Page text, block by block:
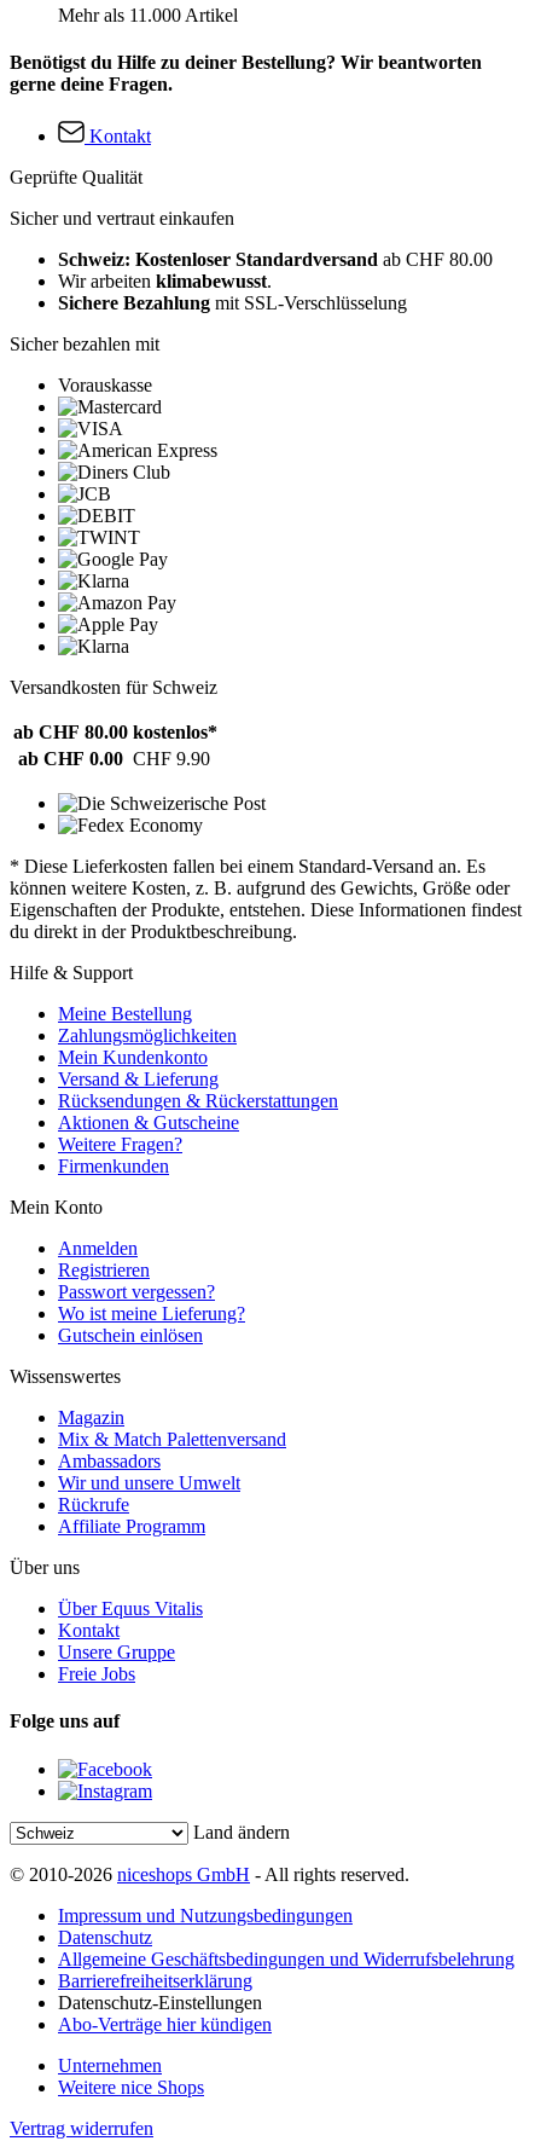
Mehr als 11.000 Artikel
Benötigst du Hilfe zu deiner Bestellung? Wir beantworten
gerne deine Fragen.
Kontakt
Geprüfte Qualität
Sicher und vertraut einkaufen
Schweiz: Kostenloser Standardversand ab CHF 80.00
Wir arbeiten klimabewusst.
Sichere Bezahlung mit SSL-Verschlüsselung
Sicher bezahlen mit
Vorauskasse
Versandkosten für Schweiz
ab CHF 80.00 kostenlos*
ab CHF 0.00 CHF 9.90
* Diese Lieferkosten fallen bei einem Standard-Versand an. Es
können weitere Kosten, z. B. aufgrund des Gewichts, Größe oder
Eigenschaften der Produkte, entstehen. Diese Informationen findest
du direkt in der Produktbeschreibung.
Hilfe & Support
Meine Bestellung
Zahlungsmöglichkeiten
Mein Kundenkonto
Versand & Lieferung
Rücksendungen & Rückerstattungen
Aktionen & Gutscheine
Weitere Fragen?
Firmenkunden
Mein Konto
Anmelden
Registrieren
Passwort vergessen?
Wo ist meine Lieferung?
Gutschein einlösen
Wissenswertes
Magazin
Mix & Match Palettenversand
Ambassadors
Wir und unsere Umwelt
Rückrufe
Affiliate Programm
Über uns
Über Equus Vitalis
Kontakt
Unsere Gruppe
Freie Jobs
Folge uns auf
Land ändern
© 2010-2026 niceshops GmbH - All rights reserved.
Impressum und Nutzungsbedingungen
Datenschutz
Allgemeine Geschäftsbedingungen und Widerrufsbelehrung
Barrierefreiheitserklärung
Datenschutz-Einstellungen
Abo-Verträge hier kündigen
Unternehmen
Weitere nice Shops
Vertrag widerrufen